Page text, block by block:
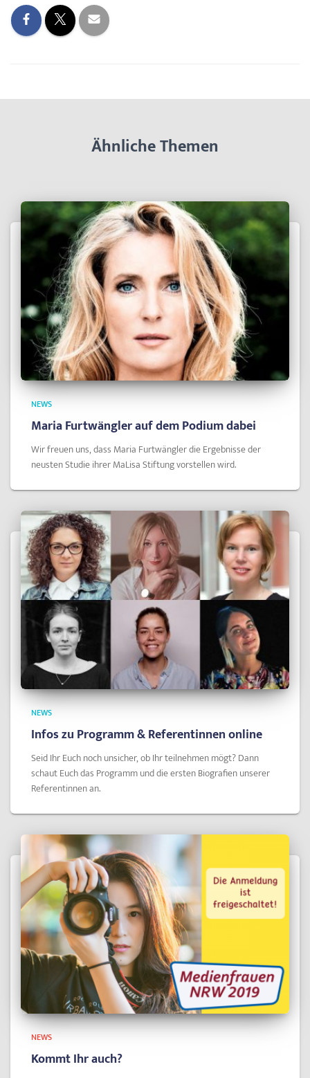
Ähnliche Themen
NEWS
Maria Furtwängler auf dem Podium dabei
Wir freuen uns, dass Maria Furtwängler die Ergebnisse der
neusten Studie ihrer MaLisa Stiftung vorstellen wird.
NEWS
Infos zu Programm & Referentinnen online
Seid Ihr Euch noch unsicher, ob Ihr teilnehmen mögt? Dann
schaut Euch das Programm und die ersten Biografien unserer
Referentinnen an.
NEWS
Kommt Ihr auch?